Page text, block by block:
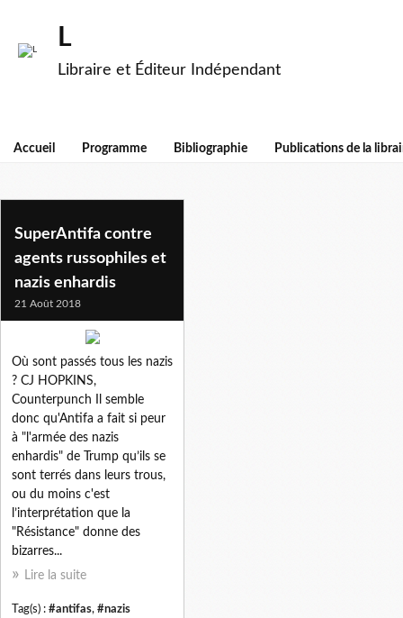
L
Libraire et Éditeur Indépendant
Accueil Programme Bibliographie Publications de la
nazis enhardis
SuperAntifa contre
agents russophiles et
nazis enhardis
21 Août 2018
Où sont passés tous les nazis
? CJ HOPKINS,
Counterpunch Il semble
donc qu'Antifa a fait si peur
à "l'armée des nazis
enhardis" de Trump qu’ils se
sont terrés dans leurs trous,
ou du moins c'est
l’interprétation que la
"Résistance" donne des
bizarres...
Lire la suite
Tag(s) : #antifas, #nazis